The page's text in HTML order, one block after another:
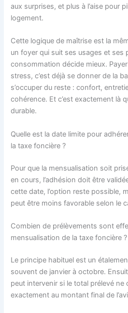
aux surprises, et plus à l’aise pour
logement.
Cette logique de maîtrise est la
un foyer qui suit ses usages et ses
consommation décide mieux.
stress, c’est déjà se donner de la
s’occuper du reste : confort,
cohérence. Et c’est exactement là
durable.
Quelle est la date limite pour
la taxe foncière ?
Pour que la mensualisation soit
en cours, l’adhésion doit être
cette date, l’option reste possible,
peut être moins favorable selon le
Combien de prélèvements sont
mensualisation de la taxe foncière ?
Le principe habituel est un
souvent de janvier à octobre.
peut intervenir si le total prélevé ne
exactement au montant final de